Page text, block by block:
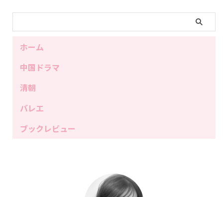
ホーム
中国ドラマ
清朝
バレエ
ブックレビュー